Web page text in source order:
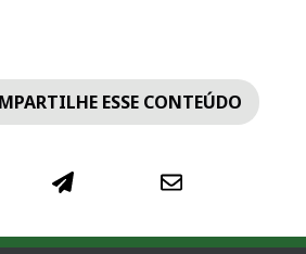
ESSE CONTEÚDO